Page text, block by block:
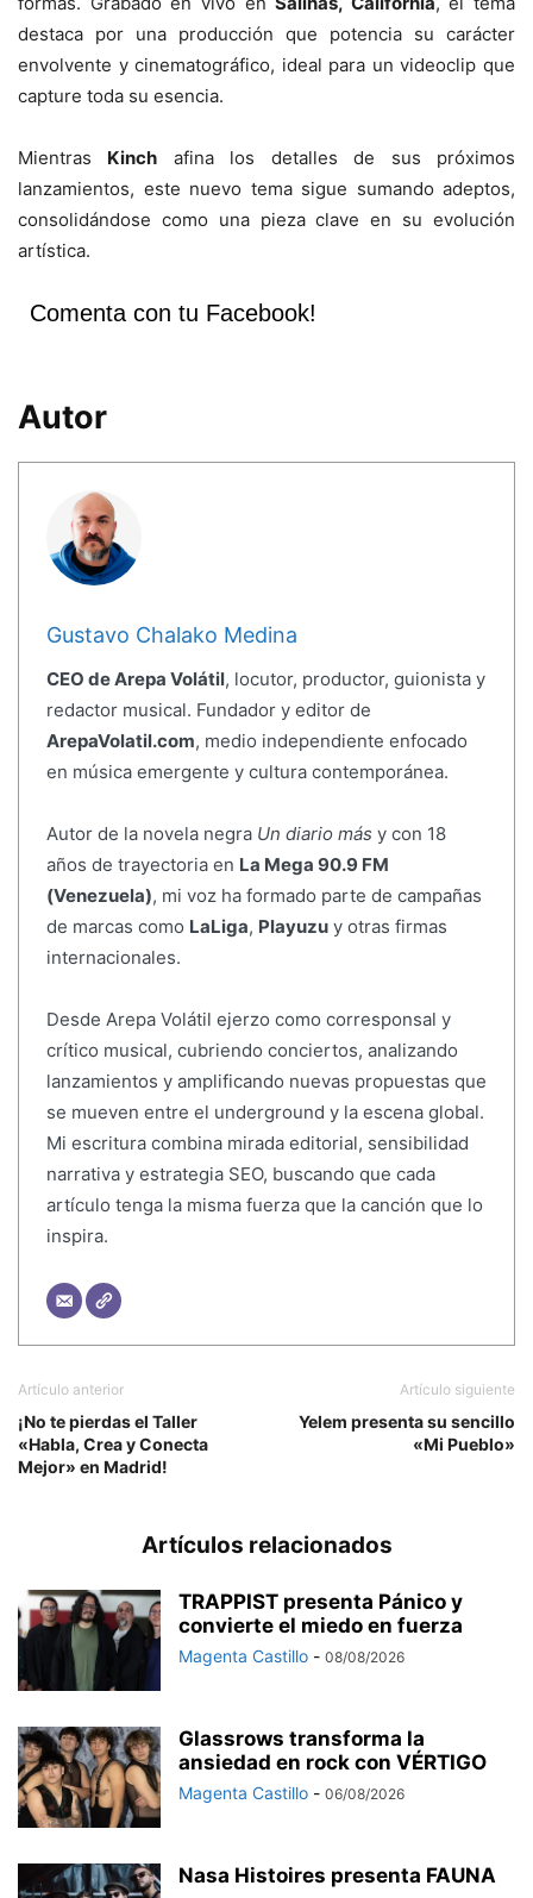
destaca por una producción que potencia su carácter
envolvente y cinematográfico, ideal para un videoclip que
capture toda su esencia.
Mientras Kinch afina los detalles de sus próximos
lanzamientos, este nuevo tema sigue sumando adeptos,
consolidándose como una pieza clave en su evolución
artística.
Comenta con tu Facebook!
Autor
Gustavo Chalako Medina
CEO de Arepa Volátil, locutor, productor, guionista y
redactor musical. Fundador y editor de
ArepaVolatil.com, medio independiente enfocado
en música emergente y cultura contemporánea.
Autor de la novela negra Un diario más y con 18
años de trayectoria en La Mega 90.9 FM
(Venezuela), mi voz ha formado parte de campañas
de marcas como LaLiga, Playuzuy otras firmas
internacionales.
Desde Arepa Volátil ejerzo como corresponsal y
crítico musical, cubriendo conciertos, analizando
lanzamientos y amplificando nuevas propuestas que
se mueven entre el underground y la escena global.
Mi escritura combina mirada editorial, sensibilidad
narrativa y estrategia SEO, buscando que cada
artículo tenga la misma fuerza que la canción que lo
inspira.
Artículo anterior
¡No te pierdas el Taller
«Habla, Crea y Conecta
Mejor» en Madrid!
Artículo siguiente
Yelem presenta su sencillo
«Mi Pueblo»
Artículos relacionados
TRAPPIST presenta Pánico y
convierte el miedo en fuerza
Magenta Castillo - 08/08/2026
Glassrows transforma la
ansiedad en rock con VÉRTIGO
Magenta Castillo - 06/08/2026
Nasa Histoires presenta FAUNA